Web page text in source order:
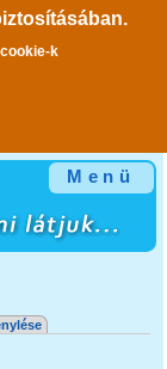
k
Menü